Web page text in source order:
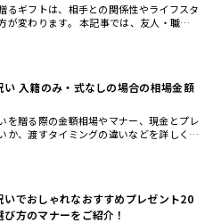
るギフトは、相手との関係性やライフスタ
が変わります。 本記事では、友人・職場
い 入籍のみ・式なしの場合の相場金額
を贈る際の金額相場やマナー、現金とプレ
か、渡すタイミングの違いなどを詳しく解
いでおしゃれなおすすめプレゼント20
方のマナーをご紹介！